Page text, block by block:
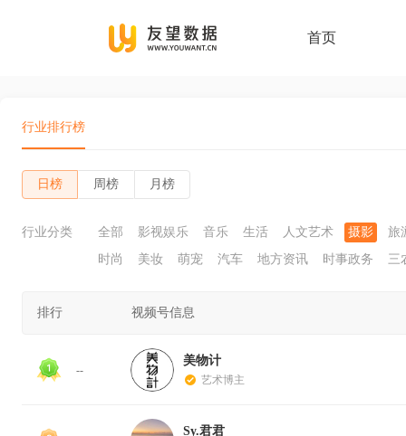
首页
行业排行榜
日榜 周榜 月榜
行业分类 全部 影视娱乐 音乐 生活 人文艺术 摄影
旅
时尚
美妆 萌宠 汽车 地方资讯 时事政务 三
排行 视频号信息
--
美物计
艺术博主
Sy.君君